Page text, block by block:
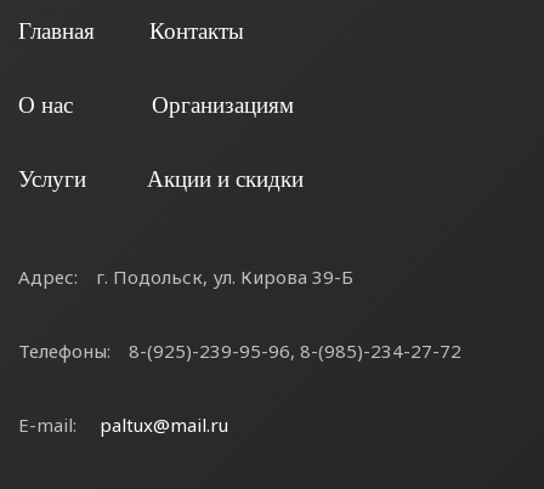
Главная Контакты
О нас Организациям
Услуги Акции и скидки
Адрес: г. Подольск, ул. Кирова 39-Б
Телефоны: 8-(925)-239-95-96, 8-(985)-234-27-72
E-mail: paltux@mail.ru